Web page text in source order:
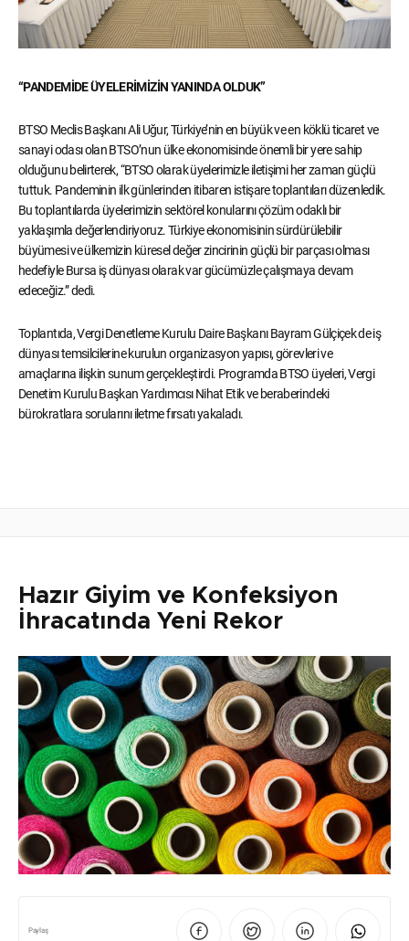
“PANDEMİDE ÜYELERİMİZİN YANINDA OLDUK”
BTSO Meclis Başkanı Ali Uğur, Türkiye’nin en büyük ve en köklü ticaret ve
sanayi odası olan BTSO’nun ülke ekonomisinde önemli bir yere sahip
olduğunu belirterek, “BTSO olarak üyelerimizle iletişimi her zaman güçlü
tuttuk. Pandeminin ilk günlerinden itibaren istişare toplantıları düzenledik.
Bu toplantılarda üyelerimizin sektörel konularını çözüm odaklı bir
yaklaşımla değerlendiriyoruz. Türkiye ekonomisinin sürdürülebilir
büyümesi ve ülkemizin küresel değer zincirinin güçlü bir parçası olması
hedefiyle Bursa iş dünyası olarak var gücümüzle çalışmaya devam
edeceğiz.” dedi.
Toplantıda, Vergi Denetleme Kurulu Daire Başkanı Bayram Gülçiçek de iş
dünyası temsilcilerine kurulun organizasyon yapısı, görevleri ve
amaçlarına ilişkin sunum gerçekleştirdi. Programda BTSO üyeleri, Vergi
Denetim Kurulu Başkan Yardımcısı Nihat Etik ve beraberindeki
bürokratlara sorularını iletme fırsatı yakaladı.
Hazır Giyim ve Konfeksiyon
İhracatında Yeni Rekor
Paylaş